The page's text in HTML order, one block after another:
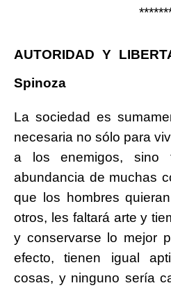
AUTORIDAD Y
Spinoza
La sociedad es
necesaria no sólo para
a los enemigos, sino
abundancia de muchas
que los hombres
otros, les faltará arte y
y conservarse lo mejor
efecto, tienen igual
cosas, y ninguno sería